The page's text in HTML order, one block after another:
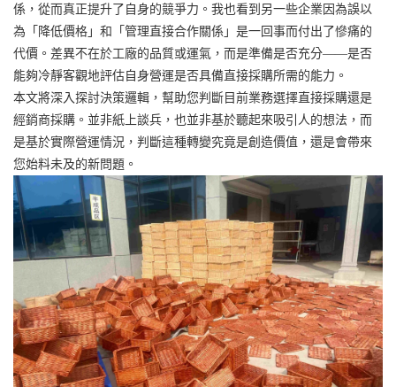
係，從而真正提升了自身的競爭力。我也看到另一些企業因為誤以
為「降低價格」和「管理直接合作關係」是一回事而付出了慘痛的
代價。差異不在於工廠的品質或運氣，而是準備是否充分——是否
能夠冷靜客觀地評估自身營運是否具備直接採購所需的能力。
本文將深入探討決策邏輯，幫助您判斷目前業務選擇直接採購還是
經銷商採購。並非紙上談兵，也並非基於聽起來吸引人的想法，而
是基於實際營運情況，判斷這種轉變究竟是創造價值，還是會帶來
您始料未及的新問題。